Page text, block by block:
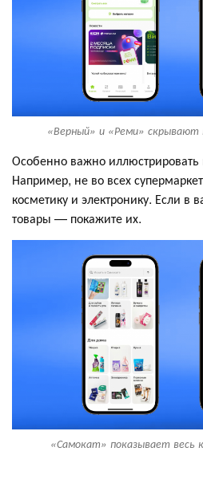
«Верный» и «Реми» скрывают
Особенно важно
Например, не во всех
косметику и электронику. Если в
товары — покажите их.
«Самокат» показывает весь